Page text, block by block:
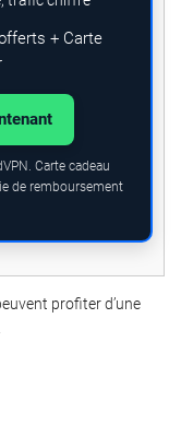
+ Carte
Carte cadeau
de remboursement
profiter d’une